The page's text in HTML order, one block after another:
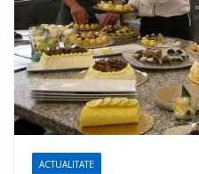
ACTUALITATE